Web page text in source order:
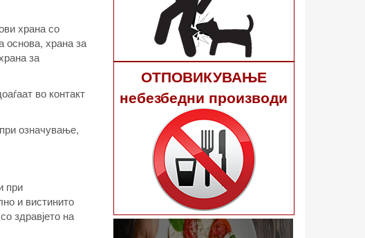
храна со
основа, храна за
за
во контакт
означување,
при
и вистинито
здравјето на
ОТПОВИКУВАЊЕ
небезбедни производи